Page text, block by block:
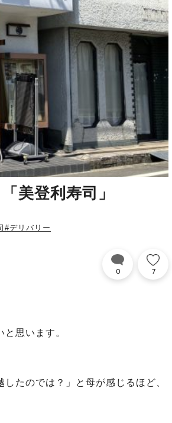
美登利寿司」
#デリバリー
0 7
思います。
たのでは？」と母が感じるほど、